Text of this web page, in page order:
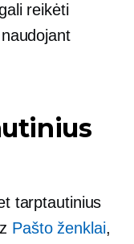
reikėti
tarptautinius
Pašto ženklai,